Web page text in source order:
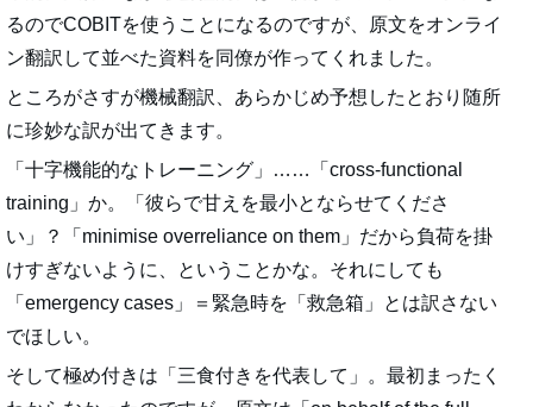
るのでCOBITを使うことになるのですが、原文をオンライ
ン翻訳して並べた資料を同僚が作ってくれました。
ところがさすが機械翻訳、あらかじめ予想したとおり随所
に珍妙な訳が出てきます。
「十字機能的なトレーニング」……「cross-functional
training」か。「彼らで甘えを最小とならせてくださ
い」？「minimise overreliance on them」だから負荷を掛
けすぎないように、ということかな。それにしても
「emergency cases」＝緊急時を「救急箱」とは訳さない
でほしい。
そして極め付きは「三食付きを代表して」。最初まったく